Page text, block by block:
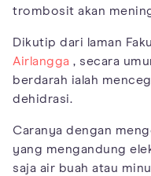
trombosit akan
Dikutip dari laman
Airlangga , secara
berdarah ialah
dehidrasi.
Caranya dengan
yang mengandung
saja air buah atau